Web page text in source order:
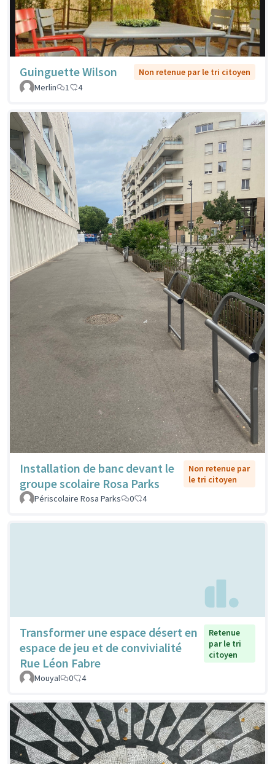
Guinguette Wilson
Non retenue par le tri citoyen
Merlin
1 4
Installation de banc devant le
groupe scolaire Rosa Parks
Non retenue par
le tri citoyen
Périscolaire Rosa Parks
0 4
Transformer une espace désert en
espace de jeu et de convivialité
Rue Léon Fabre
Retenue
par le tri
citoyen
Mouyal 0 4